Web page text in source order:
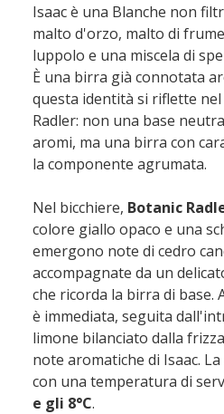
Isaac è una Blanche non
malto d'orzo, malto di
luppolo e una miscela di
È una birra già connotata
questa identità si riflette
Radler: non una base
aromi, ma una birra con
la componente agrumata.
Nel bicchiere, Botanic
colore giallo opaco e una
emergono note di cedro
accompagnate da un
che ricorda la birra di base.
è immediata, seguita
limone bilanciato dalla
note aromatiche di Isaac.
con una temperatura di
e gli 8°C.